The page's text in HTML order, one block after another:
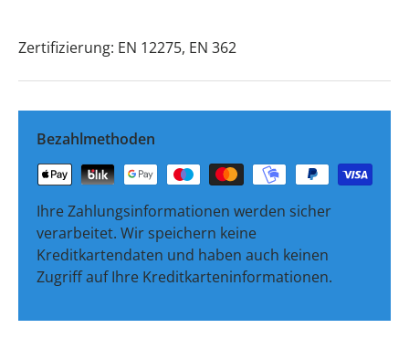
Zertifizierung: EN 12275, EN 362
Bezahlmethoden
Ihre Zahlungsinformationen werden sicher
verarbeitet. Wir speichern keine
Kreditkartendaten und haben auch keinen
Zugriff auf Ihre Kreditkarteninformationen.